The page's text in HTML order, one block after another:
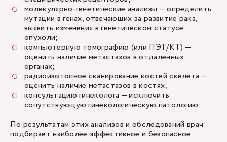
молекулярно-генетические анализы — определить
мутации в генах, отвечающих за развитие рака,
выявить изменения в генетическом статусе
опухоли;
компьютерную томографию (или ПЭТ/КТ) —
оценить наличие метастазов в отдаленных
органах;
радиоизотопное сканирование костей скелета —
оценить наличие метастазов в костях;
консультацию гинеколога — исключить
сопутствующую гинекологическую патологию.
По результатам этих анализов и обследований врач
подбирает наиболее эффективное и безопасное